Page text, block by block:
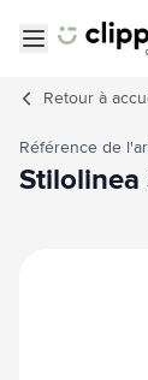
Retour à
Référence de
Stilolinea